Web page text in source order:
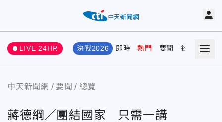
LIVE 24HR 決戰2026 即時 熱門 要聞 社會 娛樂
中天新聞網 要聞 總覽
蔣德綱／團結國家 只需一講